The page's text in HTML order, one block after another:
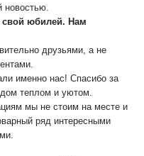
новостью.
свой юбилей. Нам
друзьями, а не
именно нас! Спасибо за
теплом и уютом.
мы не стоим на месте и
ряд интересными